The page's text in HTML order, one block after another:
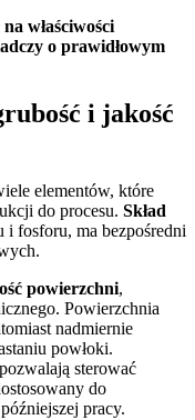
właściwości
o prawidłowym
i jakość
elementów, które
do procesu. Skład
i fosforu, ma bezpośredni
powierzchni,
Powierzchnia
nadmiernie
powłoki.
sterować
do
pracy.